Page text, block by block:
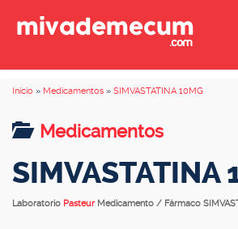
Inicio » Medicamentos » SIMVASTATINA 10MG
Medicamentos
SIMVASTATINA
Laboratorio Pasteur Medicamento / Fármaco